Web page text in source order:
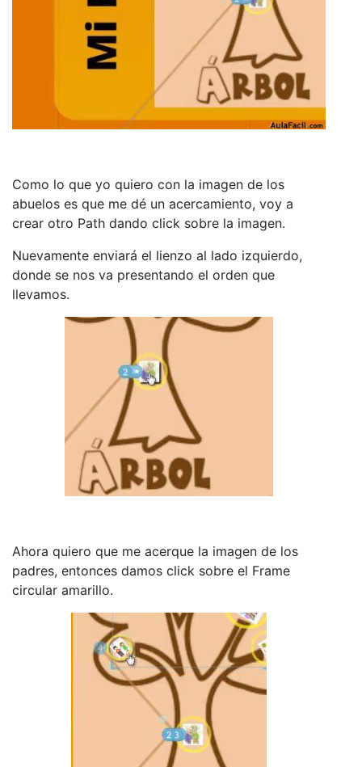
Como lo que yo quiero con la imagen de los
abuelos es que me dé un acercamiento, voy a
crear otro Path dando click sobre la imagen.
Nuevamente enviará el lienzo al lado izquierdo,
donde se nos va presentando el orden que
llevamos.
Ahora quiero que me acerque la imagen de los
padres, entonces damos click sobre el Frame
circular amarillo.